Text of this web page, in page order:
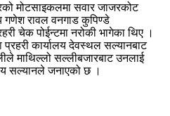
मोटसाइकलमा सवार जाजरकोट
गणेश रावल वनगाड कुपिण्डे
चेक पोईन्टमा नरोकी भागेका थिए ।
कार्यालय देवस्थल सल्यानबाट
माथिल्लो सल्लीबजारबाट उनलाई
सल्यानले जनाएको छ ।